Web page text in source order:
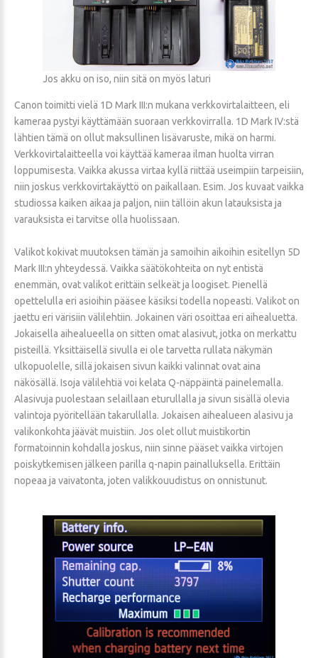
Jos akku on iso, niin sitä on myös laturi
Canon toimitti vielä 1D Mark III:n mukana verkkovirtalaitteen, eli
kameraa pystyi käyttämään suoraan verkkovirralla. 1D Mark IV:stä
lähtien tämä on ollut maksullinen lisävaruste, mikä on harmi.
Verkkovirtalaitteella voi käyttää kameraa ilman huolta virran
loppumisesta. Vaikka akussa virtaa kyllä riittää useimpiin tarpeisiin,
niin joskus verkkovirtakäyttö on paikallaan. Esim. Jos kuvaat vaikka
studiossa kaiken aikaa ja paljon, niin tällöin akun latauksista ja
varauksista ei tarvitse olla huolissaan.
Valikot kokivat muutoksen tämän ja samoihin aikoihin esitellyn 5D
Mark III:n yhteydessä. Vaikka säätökohteita on nyt entistä
enemmän, ovat valikot erittäin selkeät ja loogiset. Pienellä
opettelulla eri asioihin pääsee käsiksi todella nopeasti. Valikot on
jaettu eri värisiin välilehtiin. Jokainen väri osoittaa eri aihealuetta.
Jokaisella aihealueella on sitten omat alasivut, jotka on merkattu
pisteillä. Yksittäisellä sivulla ei ole tarvetta rullata näkymän
ulkopuolelle, sillä jokaisen sivun kaikki valinnat ovat aina
näkösällä. Isoja välilehtiä voi kelata Q-näppäintä painelemalla.
Alasivuja puolestaan selaillaan eturullalla ja sivun sisällä olevia
valintoja pyöritellään takarullalla. Jokaisen aihealueen alasivu ja
valikonkohta jäävät muistiin. Jos olet ollut muistikortin
formatoinnin kohdalla joskus, niin sinne pääset vaikka virtojen
poiskytkemisen jälkeen parilla q-napin painalluksella. Erittäin
nopeaa ja vaivatonta, joten valikkouudistus on onnistunut.